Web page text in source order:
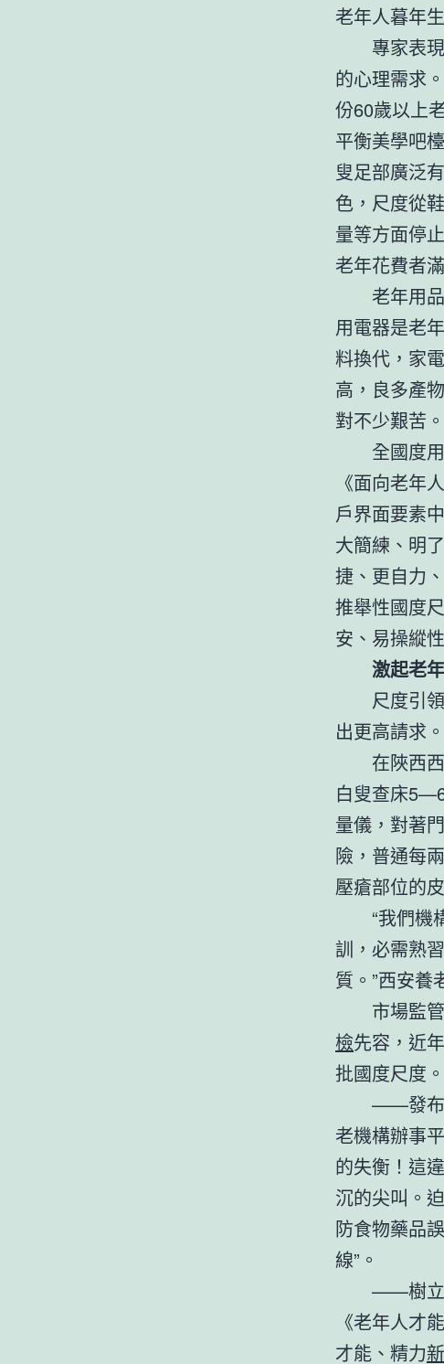
老年人暮年
專家表現
的心理需求
份60歲以上
平衡美學吧
叟足部廣泛
色，尺度從
量等方面停
老年花費者
老年用
用電器是老
料換代，家
高，良多產
對不少艱苦。
全國度
《面向老年
戶界面要素
大簡練、明
捷、更自力
推舉性國度
安、易操縱
激起老
尺度引
出更高請求。
在陜西
白叟查床
量儀，對著
險，普通每
壓瘡部位的
“我們機
訓，必需熟
質。”西安養
市場監
檢先容，近
批國度尺度。
——發布
老機構辦事
的失衡！這
沉的尖叫。
防食物藥品
線”。
——樹立
《老年人才
才能、精力